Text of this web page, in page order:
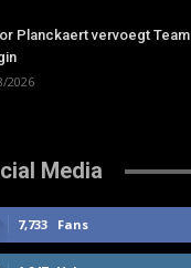
Planckaert vervoegt Team
2026
Media
7,733 Fans